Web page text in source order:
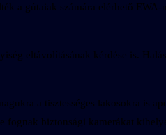
a gútaiak számára elérhető
eltávolításának kérdése is.
a tisztességes lakosokra is
fognak biztonsági kamerákat